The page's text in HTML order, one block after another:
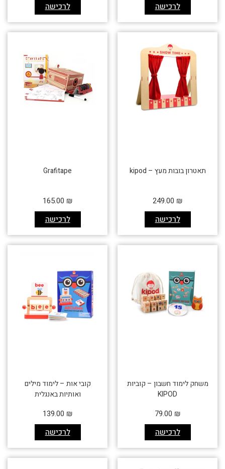
לרכישה לרכישה
תאטרון בובות מעץ – kipod
לרכישה
249.00 ₪
Grafitape
לרכישה
165.00 ₪
משחק לימוד חשבון – קוביות
KIPOD
לרכישה
79.00 ₪
קובי אות – לימוד מילים
ואותיות באנגלית
לרכישה
139.00 ₪